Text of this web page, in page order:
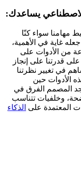
يساعدك:
مهامنا سواء كنّا
غاية في الأهمية،
من الأدوات على
قدرتنا على إنجاز
في تغيير نظرتنا
الأدوات حين
المصمم الفرق في
وخلفيات تتناسب
المعتمدة على الذكاء